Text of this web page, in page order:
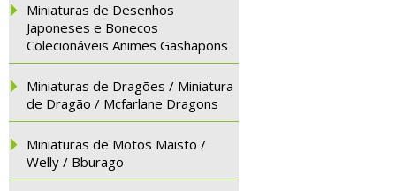
Miniaturas de Desenhos
Japoneses e Bonecos
Colecionáveis Animes Gashapons
Miniaturas de Dragões / Miniatura
de Dragão / Mcfarlane Dragons
Miniaturas de Motos Maisto /
Welly / Bburago